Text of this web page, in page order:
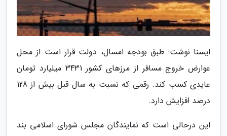
ایسنا نوشت: طبق بودجه امسال، دولت قرار است از محل
عوارض خروج مسافر از مرزهای کشور 3431 میلیارد تومان
عایدی کسب کند. رقمی که نسبت به سال قبل بیش از 128
درصد افزایش دارد.
این درحالی است که نمایندگان مجلس شورای اسلامی بند